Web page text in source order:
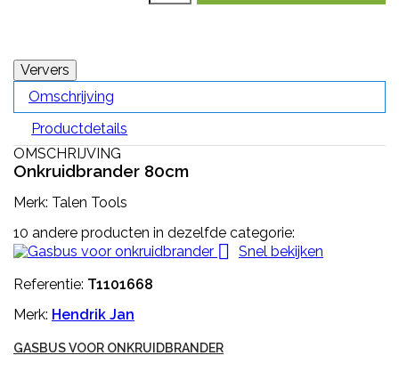
Omschrijving
Productdetails
OMSCHRIJVING
Onkruidbrander 80cm
Merk: Talen Tools
10 andere producten in dezelfde categorie:

Snel bekijken
Referentie: T1101668
Merk: Hendrik Jan
GASBUS VOOR ONKRUIDBRANDER